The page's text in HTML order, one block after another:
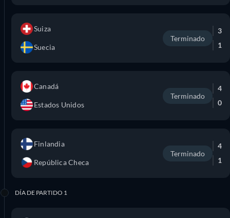
Suiza
Suecia
Terminado
3
1
Canadá
Estados Unidos
Terminado
4
0
Finlandia
República Checa
Terminado
4
1
DÍA DE PARTIDO 1